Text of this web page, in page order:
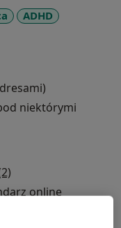
ADHD
niektórymi
online